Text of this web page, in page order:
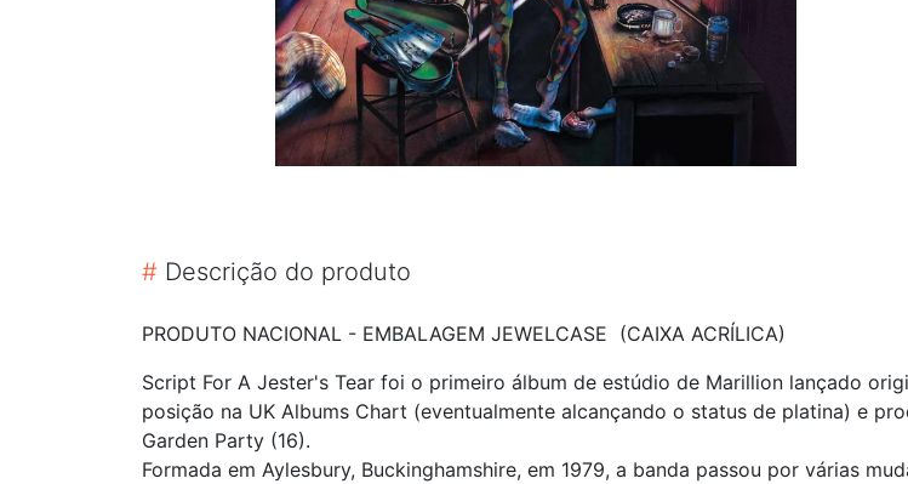
# Descrição do produto
PRODUTO NACIONAL - EMBALAGEM JEWELCASE (CAIXA ACRÍLICA)
Script For A Jester's Tear foi o primeiro álbum de estúdio de Marillion lançado
posição na UK Albums Chart (eventualmente alcançando o status de platina) e
Garden Party (16).
Formada em Aylesbury, Buckinghamshire, em 1979, a banda passou por várias